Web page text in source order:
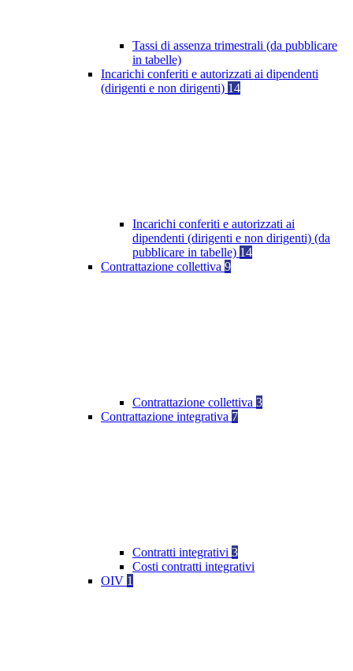
Tassi di assenza trimestrali (da pubblicare
in tabelle)
Incarichi conferiti e autorizzati ai dipendenti
(dirigenti e non dirigenti) 14
Incarichi conferiti e autorizzati ai
dipendenti (dirigenti e non dirigenti) (da
pubblicare in tabelle) 14
Contrattazione collettiva 9
Contrattazione collettiva 3
Contrattazione integrativa 7
Contratti integrativi 3
Costi contratti integrativi
OIV 1